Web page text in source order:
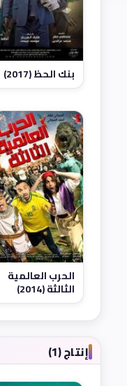
بنك الحظ (2017)
الحرب العالمية
الثالثة (2014)
إنتاج (1)